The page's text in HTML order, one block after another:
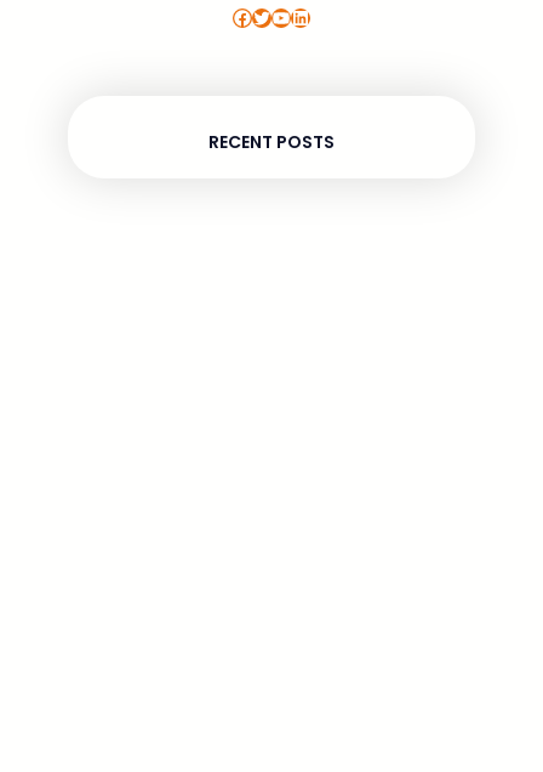
Facebook Twitter YouTube LinkedIn
RECENT POSTS